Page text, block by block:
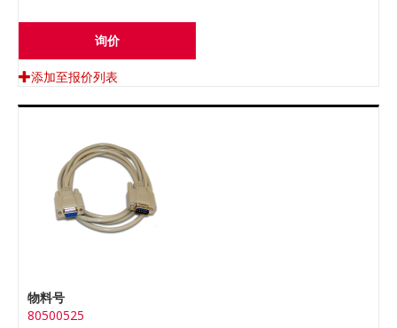
询价
添加至报价列表
物料号
80500525